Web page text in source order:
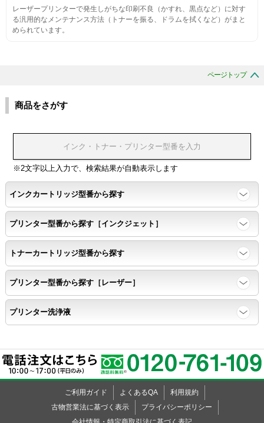
生涯印刷
印刷耐久性
ページ印刷可能枚数・連続印刷時の安定性・経時変化の影響の確
認
寿命レポート
ページ収量、1,000ページあたりのパウダー消費量、転写率、
SAD値を計測
落下試験
外観
粉漏れや損傷箇所はないか目視確認
レーザープリンターで発生しがちな印刷不良（かすれ、黒点など）に対す
る汎用的なメンテナンス方法（トナーを振る、ドラムを拭くなど）がまと
められています。
ページトップ
商品をさがす
※2文字以上入力で、検索結果が自動表示します
インクカートリッジ型番から探す
プリンター型番から探す［インクジェット］
トナーカートリッジ型番から探す
プリンター型番から探す［レーザー］
プリンター洗浄液
ご利用ガイド よくあるQA
利用規約
古物営業法に基づく表示
プライバシーポリシー